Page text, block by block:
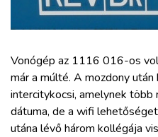
ZÖLDÚT
HAJÓZÁS
BLOG
Vonógép az 1116 016-os
már a múlté. A mozdony
intercitykocsi, amelynek több
dátuma, de a wifi lehetőséget
utána lévő három kollégája